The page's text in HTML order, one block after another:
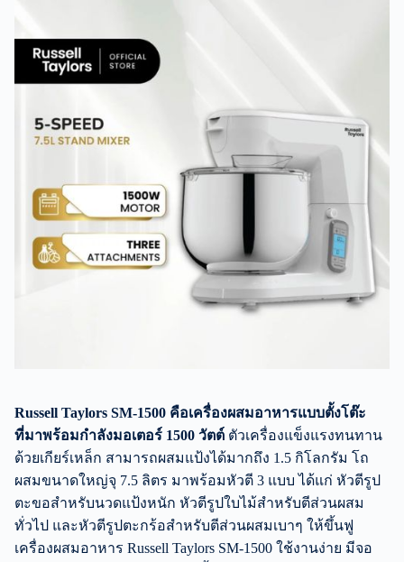
Russell Taylors SM-1500 คือเครื่องผสมอาหารแบบตั้งโต๊ะ
ที่มาพร้อมกำลังมอเตอร์ 1500 วัตต์ ตัวเครื่องแข็งแรงทนทาน
ด้วยเกียร์เหล็ก สามารถผสมแป้งได้มากถึง 1.5 กิโลกรัม โถ
ผสมขนาดใหญ่จุ 7.5 ลิตร มาพร้อมหัวตี 3 แบบ ได้แก่ หัวตีรูป
ตะขอสำหรับนวดแป้งหนัก หัวตีรูปใบไม้สำหรับตีส่วนผสม
ทั่วไป และหัวตีรูปตะกร้อสำหรับตีส่วนผสมเบาๆ ให้ขึ้นฟู
เครื่องผสมอาหาร Russell Taylors SM-1500 ใช้งานง่าย มีจอ